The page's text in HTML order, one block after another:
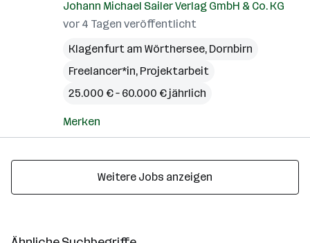
Johann Michael Sailer Verlag GmbH & Co. KG
vor 4 Tagen veröffentlicht
Klagenfurt am Wörthersee, Dornbirn
Freelancer*in, Projektarbeit
25.000 € – 60.000 € jährlich
Merken
Weitere Jobs anzeigen